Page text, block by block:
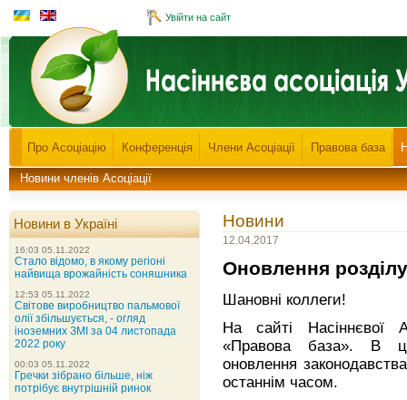
Увійти на сайт
Про Асоціацію Конференція Члени Асоціації Правова база
Новини членів Асоціації
Новини
12.04.2017
Оновлення
Шановні коллеги!
На сайті Насіннєвої
«Правова база». В
оновлення
останнім часом.
Новини в Україні
16:03 05.11.2022
Стало відомо, в якому регіоні
найвища врожайність соняшника
12:53 05.11.2022
Світове виробництво пальмової
олії збільшується, - огляд
іноземних ЗМІ за 04 листопада
2022 року
00:03 05.11.2022
Гречки зібрано більше, ніж
потрібує внутрішній ринок